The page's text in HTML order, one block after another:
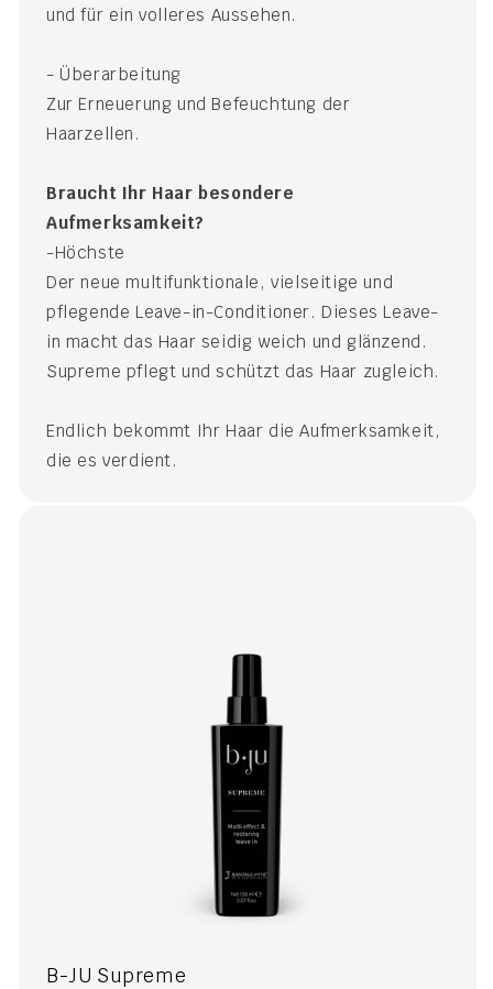
und für ein volleres Aussehen.
- Überarbeitung
Zur Erneuerung und Befeuchtung der
Haarzellen.
Braucht Ihr Haar besondere
Aufmerksamkeit?
-Höchste
Der neue multifunktionale, vielseitige und
pflegende Leave-in-Conditioner. Dieses Leave-
in macht das Haar seidig weich und glänzend.
Supreme pflegt und schützt das Haar zugleich.
Endlich bekommt Ihr Haar die Aufmerksamkeit,
die es verdient.
B-JU Supreme